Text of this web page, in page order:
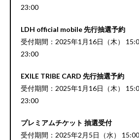
23:00
LDH official mobile 先行抽選予約
受付期間：2025年1月16日（木）
23:00
EXILE TRIBE CARD 先行抽選予約
受付期間：2025年1月16日（木）
23:00
プレミアムチケット 抽選受付
受付期間：2025年2月5日（水） 15:00